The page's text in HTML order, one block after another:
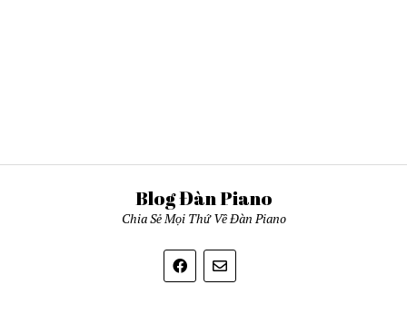
Blog Đàn Piano
Chia Sẻ Mọi Thứ Về Đàn Piano